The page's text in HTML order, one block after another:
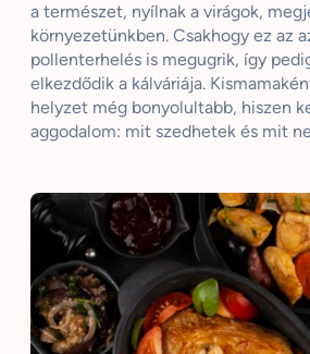
a természet, nyílnak a virágok,
környezetünkben. Csakhogy ez az
pollenterhelés is megugrik, így
elkezdődik a kálváriája.
helyzet még bonyolultabb, hiszen
aggodalom: mit szedhetek és mit